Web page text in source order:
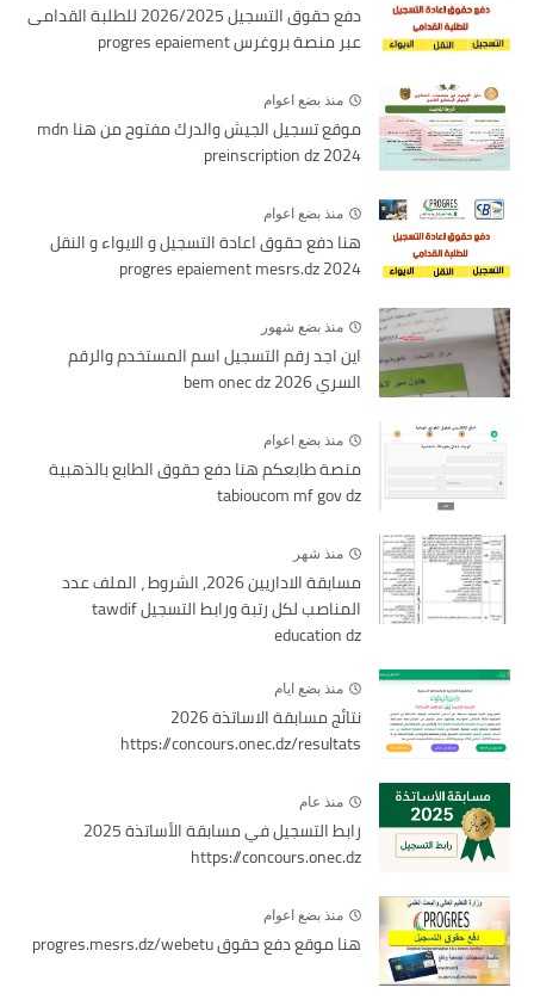
دفع حقوق التسجيل 2026/2025 للطلبة القدامى
عبر منصة بروغرس progres epaiement
منذ بضع اعوام
موقع تسجيل الجيش والدرك مفتوح من هنا mdn
preinscription dz 2024
منذ بضع اعوام
هنا دفع حقوق اعادة التسجيل و الايواء و النقل
2024 progres epaiement mesrs.dz
منذ بضع شهور
اين اجد رقم التسجيل اسم المستخدم والرقم
السري bem onec dz 2026
منذ بضع اعوام
منصة طابعكم هنا دفع حقوق الطابع بالذهبية
tabioucom mf gov dz
منذ شهر
مسابقة الاداريين 2026, الشروط ، الملف عدد
المناصب لكل رتبة ورابط التسجيل tawdif
education dz
منذ بضع ايام
نتائج مسابقة الاساتذة 2026
https://concours.onec.dz/resultats
منذ عام
رابط التسجيل في مسابقة الأساتذة 2025
https://concours.onec.dz
منذ بضع اعوام
هنا موقع دفع حقوق progres.mesrs.dz/webetu